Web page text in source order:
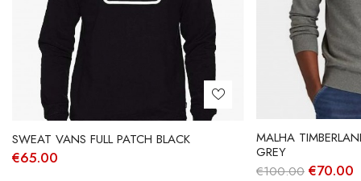
SWEAT VANS FULL PATCH BLACK
€65.00
MALHA
GREY
€100.00 O
€70.00